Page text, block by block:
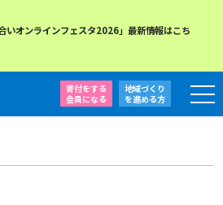
いオンラインフェスタ2026」最新情報はこち
寄付をする
会員になる
地域づくり
を進める方